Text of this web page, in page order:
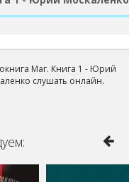
Маг. Книга 1 - Юрий
слушать онлайн.